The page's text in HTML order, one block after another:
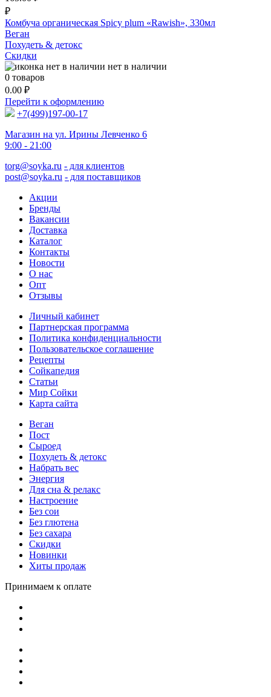
₽
Комбуча органическая Spicy plum «Rawish», 330мл
Веган
Похудеть & детокс
Скидки
нет в наличии
0 товаров
0.00 ₽
Перейти к оформлению
+7(499)197-00-17
Магазин на ул. Ирины Левченко 6
9:00 - 21:00
torg@soyka.ru - для клиентов
post@soyka.ru - для поставщиков
Акции
Бренды
Вакансии
Доставка
Каталог
Контакты
Новости
О нас
Опт
Отзывы
Личный кабинет
Партнерская программа
Политика конфиденциальности
Пользовательское соглашение
Рецепты
Сойкапедия
Статьи
Мир Сойки
Карта сайта
Веган
Пост
Сыроед
Похудеть & детокс
Набрать вес
Энергия
Для сна & релакс
Настроение
Без сои
Без глютена
Без сахара
Скидки
Новинки
Хиты продаж
Принимаем к оплате